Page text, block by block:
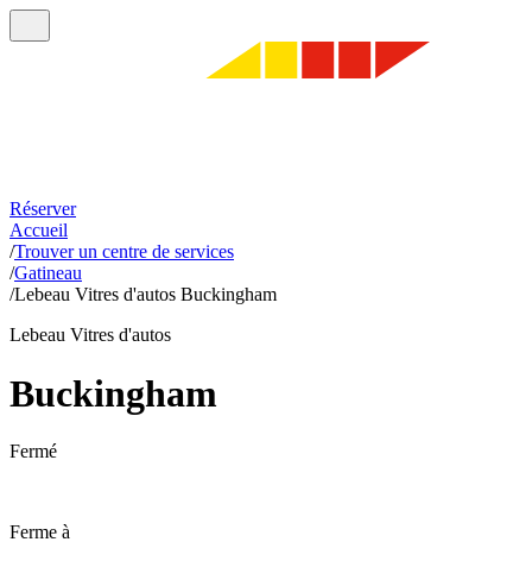
Réserver
Accueil
/Trouver un centre de services
/Gatineau
/Lebeau Vitres d'autos Buckingham
Lebeau Vitres d'autos
Buckingham
Fermé
Ferme à